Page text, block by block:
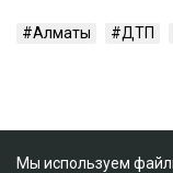
Алматы ДТП
Мы используем